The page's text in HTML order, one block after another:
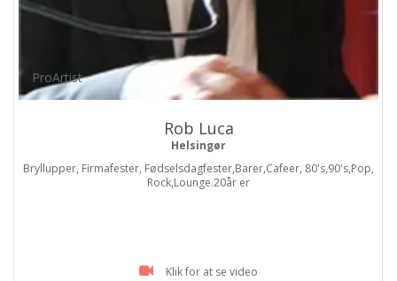
ProArtist
Rob Luca
Helsingør
Bryllupper, Firmafester, Fødselsdagfester,Barer,Cafeer, 80's,90's,Pop,
Rock,Lounge.20år er
Klik for at se video